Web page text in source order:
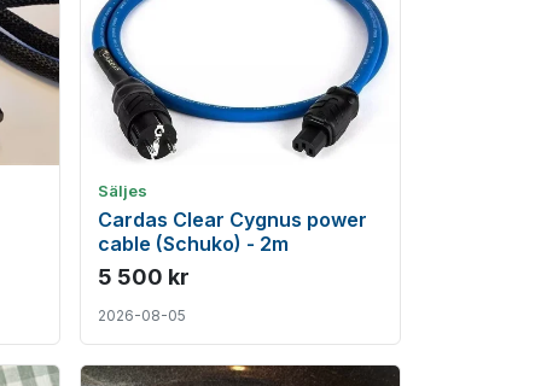
Säljes
Cardas Clear Cygnus power
cable (Schuko) - 2m
5 500 kr
2026-08-05